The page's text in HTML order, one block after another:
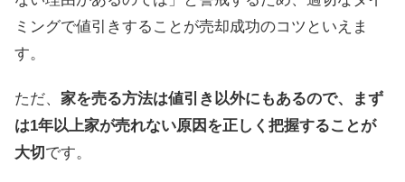
ミングで値引きすることが売却成功のコツといえま
す。
ただ、 家を売る方法は値引き以外にもあるので、まず
は1年以上家が売れない原因を正しく把握することが
大切 です。